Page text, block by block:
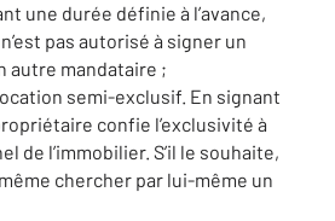
une durée définie à l’avance,
pas autorisé à signer un
autre mandataire ;
semi-exclusif. En signant
confie l’exclusivité à
de l’immobilier. S’il le souhaite,
chercher par lui-même un